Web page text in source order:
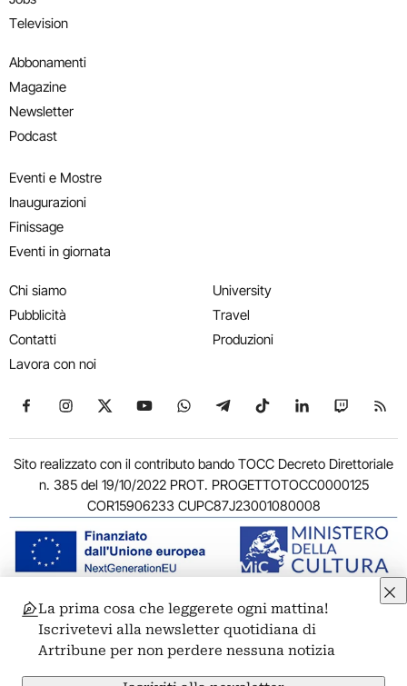
Television
Abbonamenti
Magazine
Newsletter
Podcast
Eventi e Mostre
Inaugurazioni
Finissage
Eventi in giornata
Chi siamo
Pubblicità
Contatti
Lavora con noi
University
Travel
Produzioni
Seguici su Facebook
Seguici su Instagram
Seguici su X
Seguici su YouTube
Seguici su WhatsApp
Seguici su Telegram
Seguici su TikTok
Seguici su
Seguici
Sito realizzato con il contributo bando TOCC Decreto Direttoriale
n. 385 del 19/10/2022 PROT. PROGETTOTOCC0000125
COR15906233 CUPC87J23001080008
© 2011-2026 ARTRIBUNE srl – Corso Vittorio Emanuele II, 287 –
00186 Roma - P.I. 11381581005
Privacy: Responsabile della protezione dei dati personali
ARTRIBUNE srl – Corso Vittorio Emanuele II, 287 – 00186 Roma
La prima cosa che leggerete ogni mattina!
Iscrivetevi alla newsletter quotidiana di
Artribune per non perdere nessuna notizia